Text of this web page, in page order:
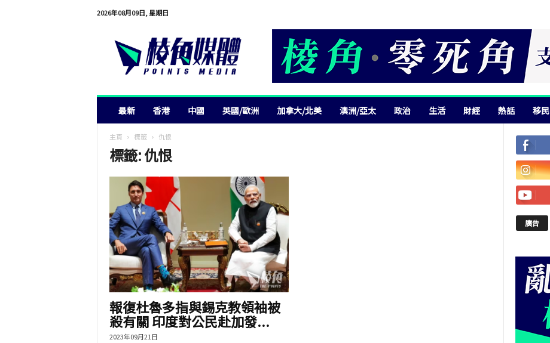
2026年08月09日, 星期日
最新 香港 中國 英國/歐洲 加拿大/北美 澳洲/亞太 政治 生活 財經 熱話 移民
主頁 標籤 仇恨
標籤: 仇恨
報復杜魯多指與錫克教領袖被
殺有關 印度對公民赴加發...
2023年09月21日
廣告